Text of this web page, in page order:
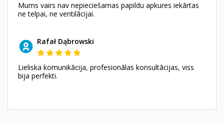
Mums vairs nav nepieciešamas papildu apkures iekārtas
ne telpai, ne ventilācijai.
Rafał Dąbrowski
Lieliska komunikācija, profesionālas konsultācijas, viss
bija perfekti.